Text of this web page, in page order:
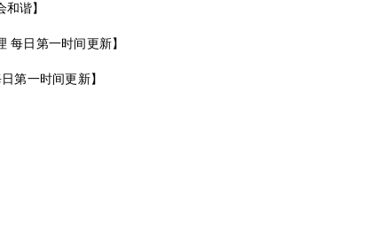
谐】
每日第一时间更新】
第一时间更新】